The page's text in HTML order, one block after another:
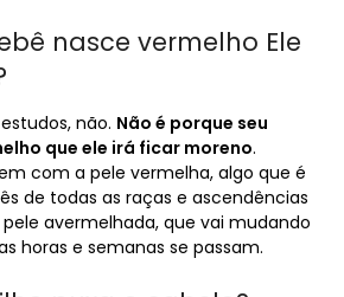
nasce vermelho Ele
não. Não é porque seu
que ele irá ficar moreno.
com a pele vermelha, algo que é
de todas as raças e ascendências
avermelhada, que vai mudando
horas e semanas se passam.